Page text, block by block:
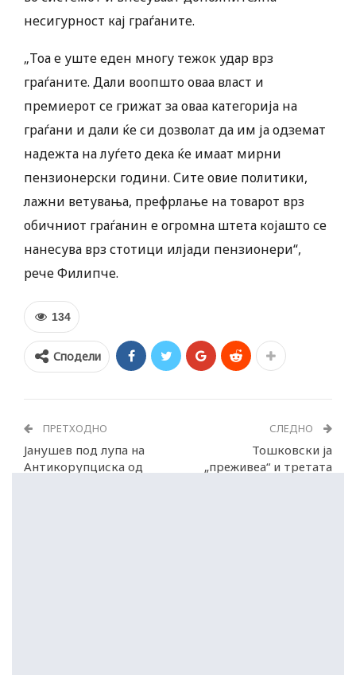
несигурност кај граѓаните.
„Тоа е уште еден многу тежок удар врз
граѓаните. Дали воопшто оваа власт и
премиерот се грижат за оваа категорија на
граѓани и дали ќе си дозволат да им ја одземат
надежта на луѓето дека ќе имаат мирни
пензионерски години. Сите овие политики,
лажни ветувања, префрлање на товарот врз
обичниот граѓанин е огромна штета којашто се
нанесува врз стотици илјади пензионери“,
рече Филипче.
134
Сподели
ПРЕТХОДНО
Јанушев под лупа на
Антикорупциска од
СЛЕДНО
Тошковски ја
„преживеа“ и третата